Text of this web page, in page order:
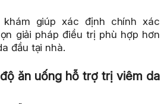
giúp xác định chính xác
giải pháp điều trị phù hợp hơn
đầu tại nhà.
ăn uống hỗ trợ trị viêm da